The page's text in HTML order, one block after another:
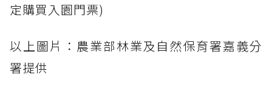
定購買入園門票)
以上圖片：農業部林業及自然保育署嘉義分
署提供